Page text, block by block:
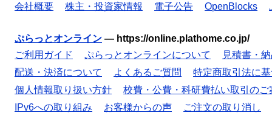
会社概要
株主・投資家情報 電子公告 OpenBlocks
ぷらっとオンライン — https://online.plathome.co.jp/
ご利用ガイド
ぷらっとオンラインについて
見積書・
配送・決済について
よくあるご質問
特定商取引法に
個人情報取り扱い方針
校費・公費・科研費払い取引のご
IPv6への取り組み
お客様からの声 ご注文の取り消し